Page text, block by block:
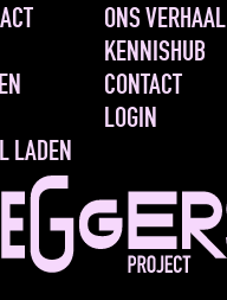
LADEN
ONS VERHAAL
KENNISHUB
CONTACT
LOGIN